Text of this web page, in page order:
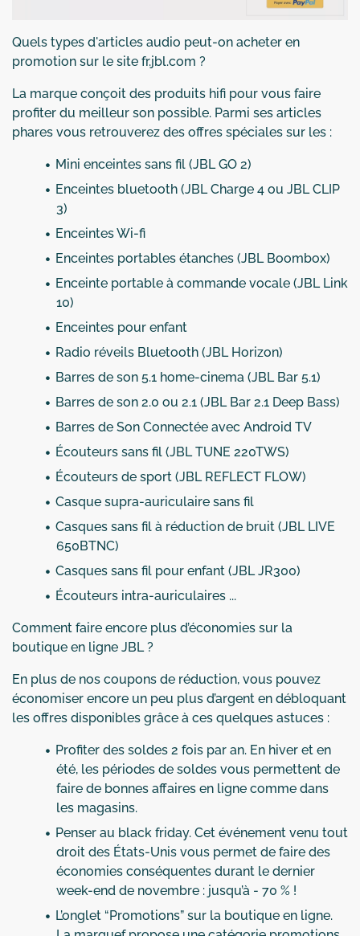
Quels types d'articles audio peut-on acheter en
promotion sur le site fr.jbl.com ?
La marque conçoit des produits hifi pour vous faire
profiter du meilleur son possible. Parmi ses articles
phares vous retrouverez des offres spéciales sur les :
Mini enceintes sans fil (JBL GO 2)
Enceintes bluetooth (JBL Charge 4 ou JBL CLIP
3)
Enceintes Wi-fi
Enceintes portables étanches (JBL Boombox)
Enceinte portable à commande vocale (JBL Link
10)
Enceintes pour enfant
Radio réveils Bluetooth (JBL Horizon)
Barres de son 5.1 home-cinema (JBL Bar 5.1)
Barres de son 2.0 ou 2.1 (JBL Bar 2.1 Deep Bass)
Barres de Son Connectée avec Android TV
Écouteurs sans fil (JBL TUNE 220TWS)
Écouteurs de sport (JBL REFLECT FLOW)
Casque supra-auriculaire sans fil
Casques sans fil à réduction de bruit (JBL LIVE
650BTNC)
Casques sans fil pour enfant (JBL JR300)
Écouteurs intra-auriculaires ...
Comment faire encore plus d’économies sur la
boutique en ligne JBL ?
En plus de nos coupons de réduction, vous pouvez
économiser encore un peu plus d’argent en débloquant
les offres disponibles grâce à ces quelques astuces :
Profiter des soldes 2 fois par an. En hiver et en
été, les périodes de soldes vous permettent de
faire de bonnes affaires en ligne comme dans
les magasins.
Penser au black friday. Cet événement venu tout
droit des États-Unis vous permet de faire des
économies conséquentes durant le dernier
week-end de novembre : jusqu’à - 70 % !
L’onglet “Promotions” sur la boutique en ligne.